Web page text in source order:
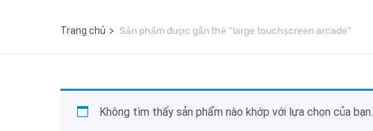
Trang chủ Sản phẩm được gắn thẻ “large touchscreen arcade”
Không tìm thấy sản phẩm nào khớp với lựa chọn của bạn.